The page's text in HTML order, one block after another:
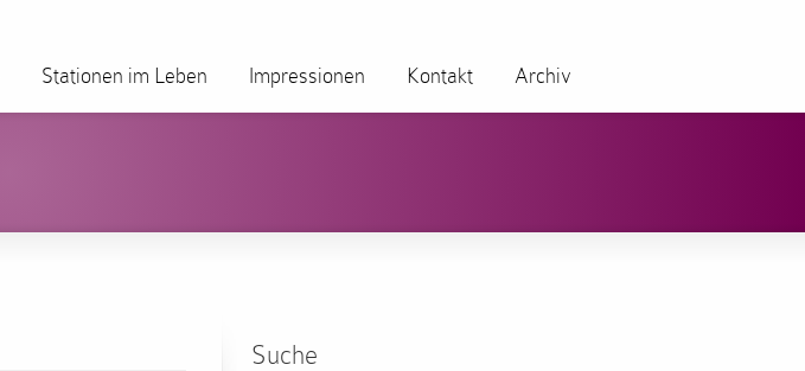
Stationen im Leben Impressionen Kontakt Archiv
Suche